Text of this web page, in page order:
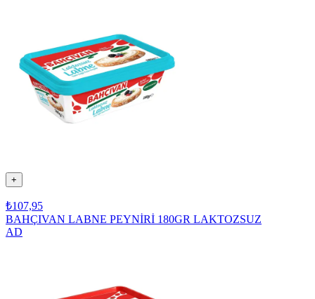
+
₺107,95
BAHÇIVAN LABNE PEYNİRİ 180GR LAKTOZSUZ
AD